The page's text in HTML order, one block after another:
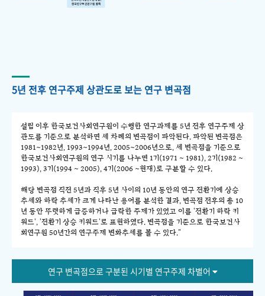
5년 전후 연구주제 상관도로 보는 연구 변곡점
설립 이후 한국보건사회연구원이 수행한 연구과제를 5년 전후 연구주제 상
관도를 기준으로 분석하면 세 차례의 변곡점이 파악된다. 파악된 변곡점은
1981~1982년, 1993~1994년, 2005~2006년으로, 세 변곡점을 기준으로
한국보건사회연구원의 연구 시기를 나누면 1기(1971 ~ 1981), 2기(1982 ~
1993), 3기(1994 ~ 2005), 4기(2006 ~현재)로 구분할 수 있다.
해당 변곡점 직전 5년과 직후 5년 사이의 10년 동안의 연구 전환기에 상승
추세와 하락 추세가 크게 나타난 용어를 분석한 결과, 변곡점 전후의 총 10
년 동안 뚜렷하게 급증하거나 급락한 주제가 있었고 이를 '전환기 하락 키
워드', '전환기 상승 키워드'로 표현하였다. 변곡점을 기준으로 한국보건사
회연구원 50년간의 연구주제 변화추세를 볼 수 있다."
연구 변곡점으로 구분된 시기별 연구주제 차별어